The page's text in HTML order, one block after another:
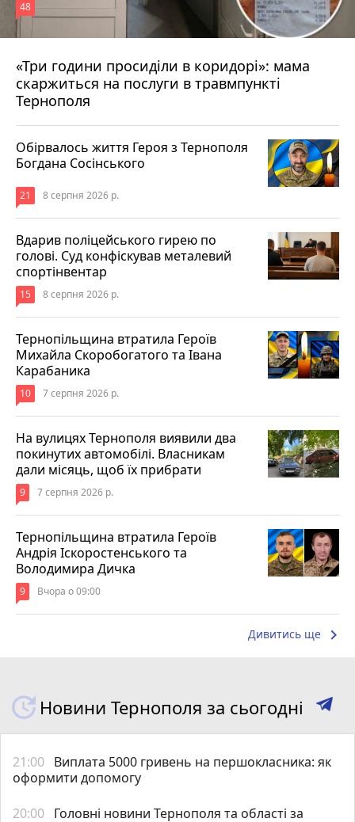
«Три години просиділи в коридорі»: мама
скаржиться на послуги в травмпункті
Тернополя
48
8 серпня 2026 р.
Обірвалось життя Героя з Тернополя
Богдана Сосінського
21 8 серпня 2026 р.
Вдарив поліцейського гирею по
голові. Суд конфіскував металевий
спортінвентар
15 8 серпня 2026 р.
Тернопільщина втратила Героїв
Михайла Скоробогатого та Івана
Карабаника
10 7 серпня 2026 р.
На вулицях Тернополя виявили два
покинутих автомобілі. Власникам
дали місяць, щоб їх прибрати
9 7 серпня 2026 р.
Тернопільщина втратила Героїв
Андрія Іскоростенського та
Володимира Дичка
9 Вчора о 09:00
Дивитись ще keyboard_arrow_right
Новини Тернополя за сьогодні
21:00 Виплата 5000 гривень на першокласника: як
оформити допомогу
20:00 Головні новини Тернополя та області за